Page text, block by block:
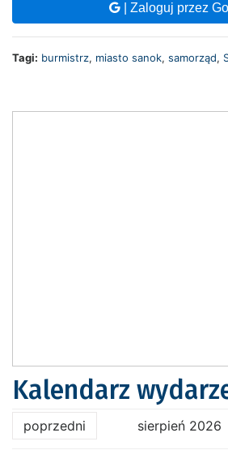
| Zaloguj przez
Tagi: burmistrz, miasto sanok, samorząd,
Kalendarz
poprzedni sierpień 2026